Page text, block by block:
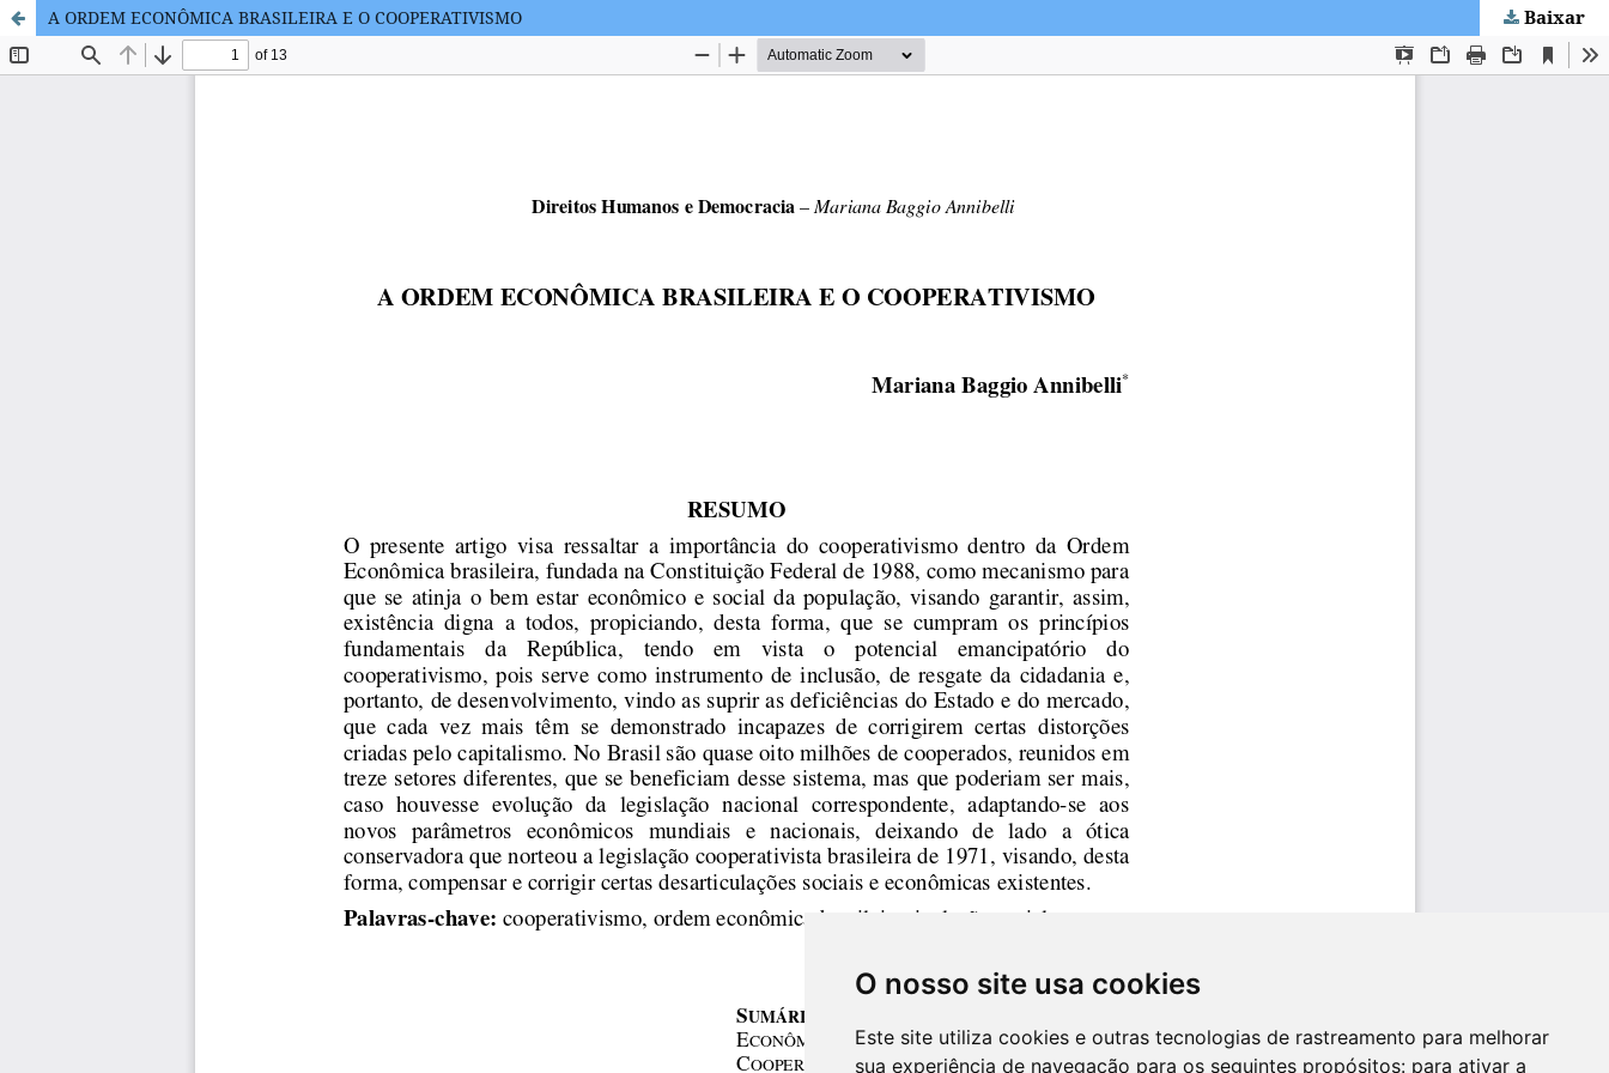
O nosso site usa cookies
Este site utiliza cookies e outras tecnologias de rastreamento para melhorar
sua experiência de navegação para os seguintes propósitos: para ativar a
A ORDEM ECONÔMICA BRASILEIRA E O COOPERATIVISMO Baixar